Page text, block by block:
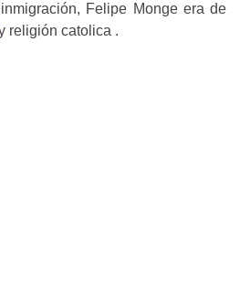
Felipe Monge era de
religión catolica .